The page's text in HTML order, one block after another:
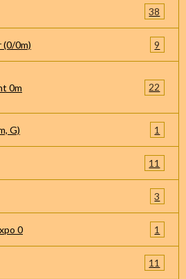
38
0m) 9
0m 22
G) 1
11
3
0 1
11